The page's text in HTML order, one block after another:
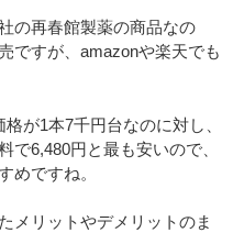
の再春館製薬の商品なの
ですが、amazonや楽天でも
が1本7千円台なのに対し、
で6,480円と最も安いので、
めですね。
メリットやデメリットのま